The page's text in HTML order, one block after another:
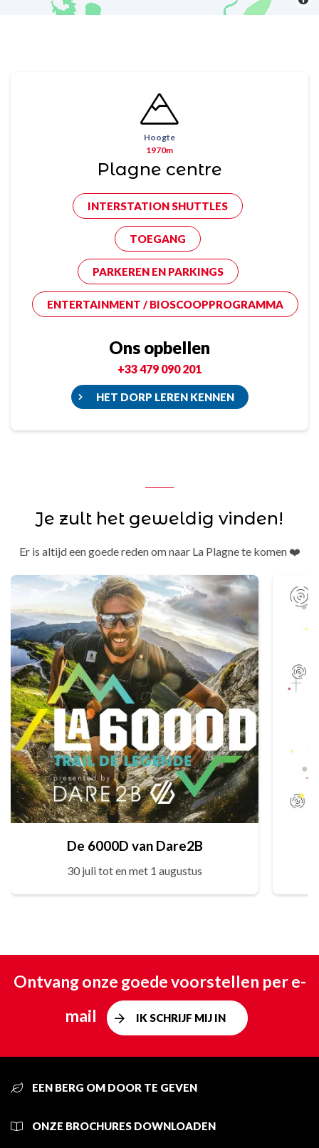
Hoogte
1970m
Plagne centre
INTERSTATION SHUTTLES
TOEGANG
PARKEREN EN PARKINGS
ENTERTAINMENT / BIOSCOOPPROGRAMMA
Ons opbellen
+33 479 090 201
HET DORP LEREN KENNEN
Je zult het geweldig vinden!
Er is altijd een goede reden om naar La Plagne te komen ❤️
De 6000D van Dare2B
30 juli tot en met 1 augustus
Ontvang onze goede voorstellen per e-
mail
IK SCHRIJF MIJ IN
EEN BERG OM DOOR TE GEVEN
ONZE BROCHURES DOWNLOADEN